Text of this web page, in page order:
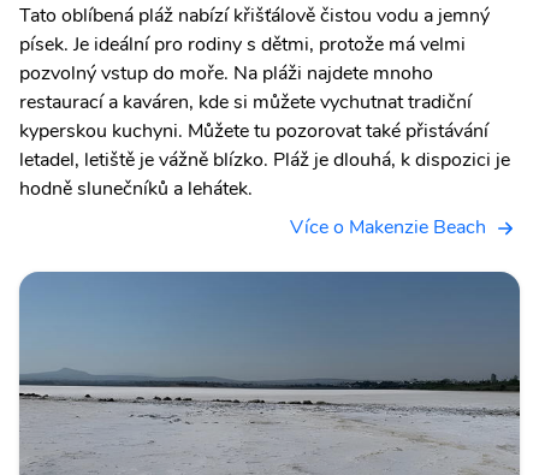
Tato oblíbená pláž nabízí křišťálově čistou vodu a jemný
písek. Je ideální pro rodiny s dětmi, protože má velmi
pozvolný vstup do moře. Na pláži najdete mnoho
restaurací a kaváren, kde si můžete vychutnat tradiční
kyperskou kuchyni. Můžete tu pozorovat také přistávání
letadel, letiště je vážně blízko. Pláž je dlouhá, k dispozici je
hodně slunečníků a lehátek.
Více o Makenzie Beach